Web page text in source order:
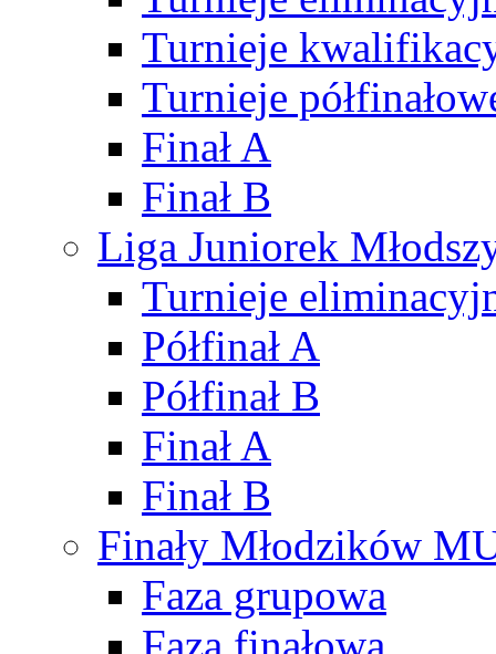
Turnieje
Turnieje
Finał A
Finał B
Liga Juniorek
Turnieje
Półfinał A
Półfinał B
Finał A
Finał B
Finały Młodzików
Faza grupowa
Faza finałowa